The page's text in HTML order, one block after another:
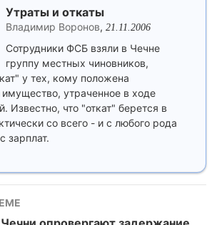
Утраты и откаты
Владимир Воронов, 21.11.2006
Сотрудники ФСБ взяли в Чечне
группу местных чиновников,
у тех, кому положена
утраченное в ходе
Известно, что "откат" берется в
со всего - и с любого рода
зарплат.